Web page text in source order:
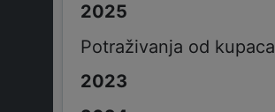
Potraživanja od kupaca